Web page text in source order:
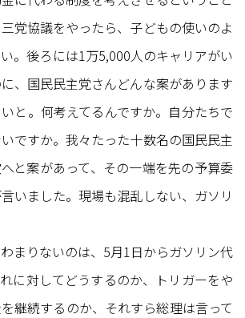
党協議をやったら、子どもの使いのよ
。後ろには1万5,000人のキャリアがい
、国民民主党さんどんな案があります
と。何考えてるんですか。自分たちで
ですか。我々たった十数名の国民民主
と案があって、その一端を先の予算委
いました。現場も混乱しない、ガソリ
まりないのは、5月1日からガソリン代
に対してどうするのか、トリガーをや
継続するのか、それすら総理は言って